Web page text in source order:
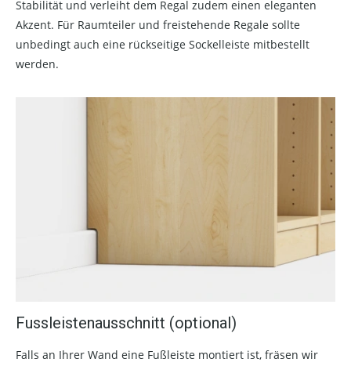
Stabilität und verleiht dem Regal zudem einen eleganten
Akzent. Für Raumteiler und freistehende Regale sollte
unbedingt auch eine rückseitige Sockelleiste mitbestellt
werden.
Fussleistenausschnitt (optional)
Falls an Ihrer Wand eine Fußleiste montiert ist, fräsen wir